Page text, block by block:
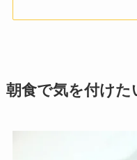
朝食で気を付けた